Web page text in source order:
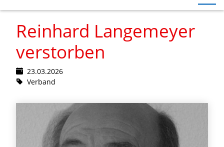
Reinhard Langemeyer
verstorben
23.03.2026
Verband